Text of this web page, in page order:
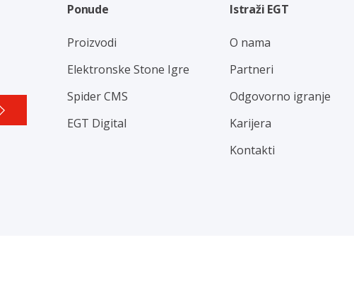
Ponude
Proizvodi
Elektronske Stone Igre
Spider CMS
EGT Digital
Istraži EGT
O nama
Partneri
Odgovorno igranje
Karijera
Kontakti